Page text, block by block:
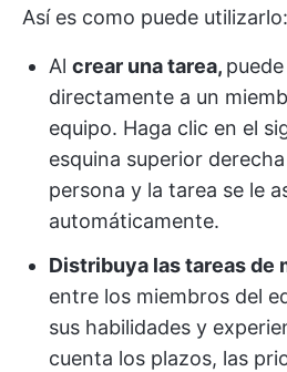
Así es como puede utilizarlo:
Al crear una tarea,
directamente a un
equipo. Haga clic en el
esquina superior
persona y la tarea se le
automáticamente.
Distribuya las tareas de
entre los miembros del
sus habilidades y
cuenta los plazos, las